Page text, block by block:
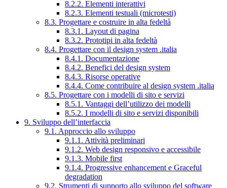
8.2.2. Elementi interattivi
8.2.3. Elementi testuali (microtesti)
8.3. Progettare e costruire in alta fedeltà
8.3.1. Layout di pagina
8.3.2. Prototipi in alta fedeltà
8.4. Progettare con il design system .italia
8.4.1. Documentazione
8.4.2. Benefici del design system
8.4.3. Risorse operative
8.4.4. Come contribuire al design system .italia
8.5. Progettare con i modelli di sito e servizi
8.5.1. Vantaggi dell’utilizzo dei modelli
8.5.2. I modelli di sito e servizi disponibili
9. Sviluppo dell’interfaccia
9.1. Approccio allo sviluppo
9.1.1. Attività preliminari
9.1.2. Web design responsivo e accessibile
9.1.3. Mobile first
9.1.4. Progressive enhancement e Graceful
degradation
9.2. Strumenti di supporto allo sviluppo del software